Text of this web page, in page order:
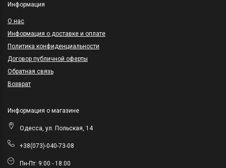
Информация
O нас
Информация о доставке и оплате
Политика конфиденциальности
Договор публичной оферты
Обратная связь
Возврат
Информация о магазине
Одесса, ул. Польская, 14
+38(073)-040-73-08
Пн-Пт: 9:00 - 18:00